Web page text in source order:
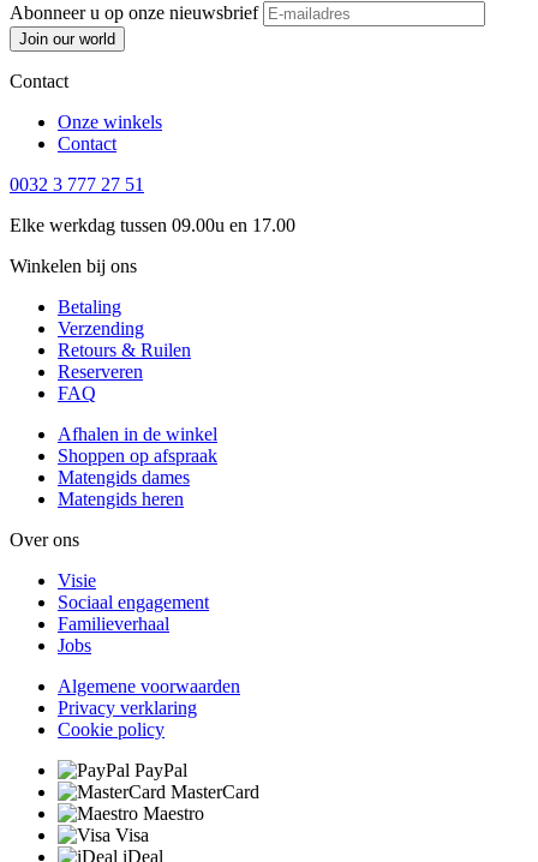
Abonneer u op onze nieuwsbrief
Join our world
Contact
Onze winkels
Contact
0032 3 777 27 51
Elke werkdag tussen 09.00u en 17.00
Winkelen bij ons
Betaling
Verzending
Retours & Ruilen
Reserveren
FAQ
Afhalen in de winkel
Shoppen op afspraak
Matengids dames
Matengids heren
Over ons
Visie
Sociaal engagement
Familieverhaal
Jobs
Algemene voorwaarden
Privacy verklaring
Cookie policy
PayPal
MasterCard
Maestro
Visa
iDeal